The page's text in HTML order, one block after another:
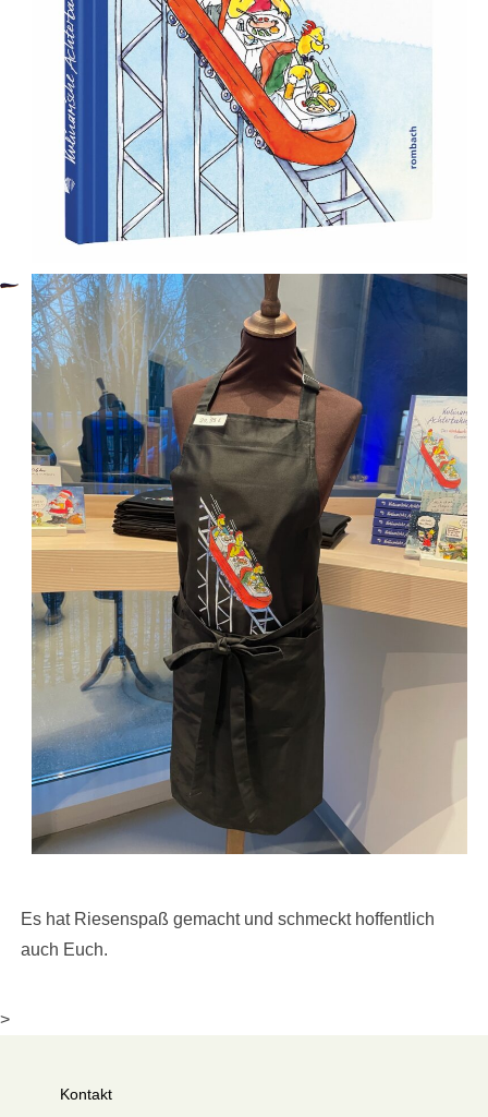
Es hat Riesenspaß gemacht und schmeckt hoffentlich
auch Euch.
>
Kontakt